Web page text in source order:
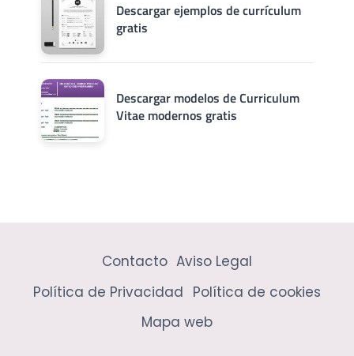
Descargar ejemplos de currículum
gratis
Descargar modelos de Curriculum
Vitae modernos gratis
Contacto Aviso Legal
Política de Privacidad Política de cookies
Mapa web